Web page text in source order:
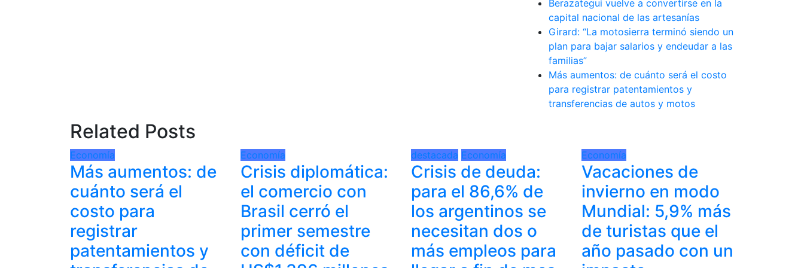
Berazategui vuelve a convertirse en la
capital nacional de las artesanías
Girard: “La motosierra terminó siendo un
plan para bajar salarios y endeudar a las
familias”
Más aumentos: de cuánto será el costo
para registrar patentamientos y
transferencias de autos y motos
Related Posts
Economía
Más aumentos: de
cuánto será el
costo para
registrar
patentamientos y
Economía
Crisis diplomática:
el comercio con
Brasil cerró el
primer semestre
con déficit de
destacada Economía
Crisis de deuda:
para el 86,6% de
los argentinos se
necesitan dos o
más empleos para
Economía
Vacaciones de
invierno en modo
Mundial: 5,9% más
de turistas que el
año pasado con un